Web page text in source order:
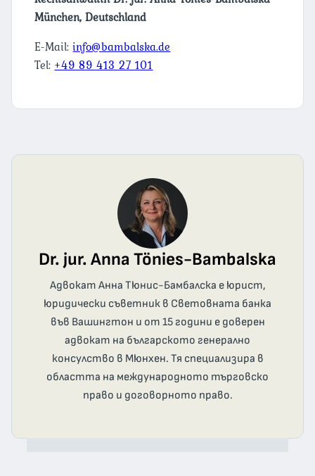
München, Deutschland
E-Mail:info@bambalska.de
Tel: +49 89 413 27 101
Dr. jur. Anna Tönies-Bambalska
Адвокат Анна Тюнис-Бамбалска е юрист,
юридически съветник в Световната банка
във Вашингтон и от 15 години е доверен
адвокат на българското генерално
консулство в Мюнхен. Тя специализира в
областта на международното търговско
право и договорното право.